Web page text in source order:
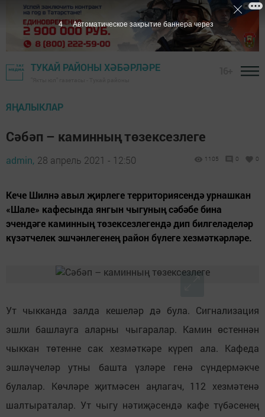
ТУКАЙ РАЙОНЫ ХӘБӘРЛӘРЕ
ЯҢАЛЫКЛАР
Сәбәп – каминның төзексезлеге
admin, 28 апрель 2021 - 12:50 1105 0 0
Кече Шилнә авыл җирлеге территориясендә урнашкан
«Шале» кафесында янгын чыгуның сәбәбе бина
эчендәге каминның төзексезлегендә дип билгеләделәр
күзәтчелек эшчәнлегенең район бүлеге хезмәткәрләре.
Ут чыкканда залда кешеләр дә була. Сигнализация
эшли башлауга аларны чыгаралар. Камин өстеннән
чыккан төтенне сак хезмәткәре күреп ала. Кафеда
эшләүчеләр утны башта үзләре генә сүндермәкче
булалар. Көчләре җитмәсен аңлагач, 112 хезмәтенә
шалтыраталар. Ут чыгу нәтиҗәсендә кафе түбәсенең
3 Автоматическое закрытие баннера через